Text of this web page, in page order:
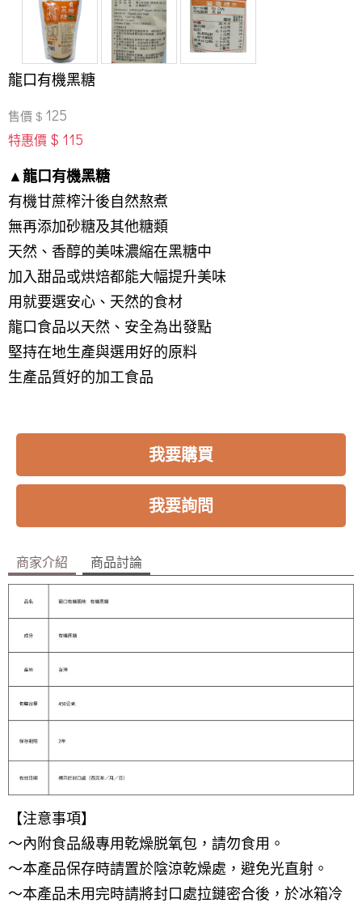
龍口有機黑糖
售價 $ 125
特惠價 $ 115
▲龍口有機黑糖
有機甘蔗榨汁後自然熬煮
無再添加砂糖及其他糖類
天然、香醇的美味濃縮在黑糖中
加入甜品或烘焙都能大幅提升美味
用就要選安心、天然的食材
龍口食品以天然、安全為出發點
堅持在地生產與選用好的原料
生產品質好的加工食品
我要購買
我要詢問
商家介紹 商品討論
【注意事項】
～內附食品級專用乾燥脱氧包，請勿食用。
～本產品保存時請置於陰涼乾燥處，避免光直射。
～本產品未用完時請將封口處拉鏈密合後，於冰箱冷